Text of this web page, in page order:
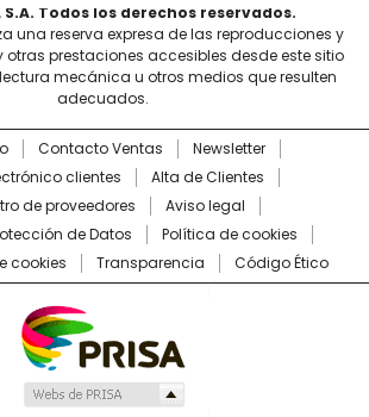
S.A. Todos los derechos reservados.
una reserva expresa de las reproducciones y
otras prestaciones accesibles desde este sitio
mecánica u otros medios que resulten
adecuados.
Contacto Ventas
Newsletter
clientes
Alta de Clientes
de proveedores
Aviso legal
de Datos
Política de cookies
cookies
Transparencia Código Ético